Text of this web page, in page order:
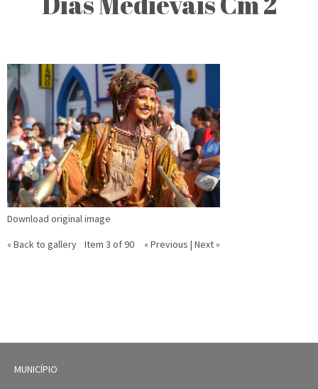
Download original image
« Back to gallery
Item 3 of 90 « Previous | Next »
MUNICÍPIO